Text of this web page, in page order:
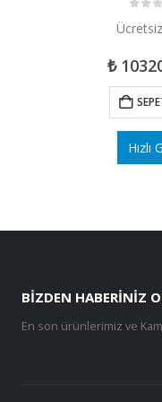
₺
Hızlı
BIZDEN HABERINIZ
En son ürünlerimiz ve